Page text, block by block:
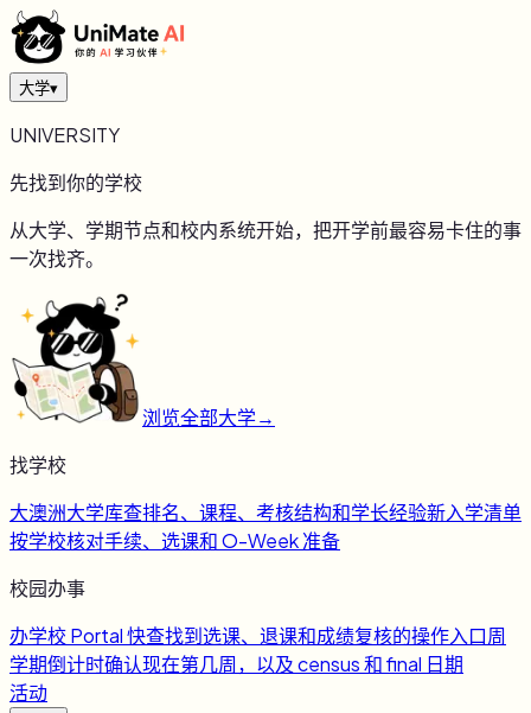
大学▾
UNIVERSITY
先找到你的学校
从大学、学期节点和校内系统开始，把开学前最容易卡住的事
一次找齐。
浏览全部大学→
找学校
大澳洲大学库查排名、课程、考核结构和学长经验新入学清单
按学校核对手续、选课和 O-Week 准备
校园办事
办学校 Portal 快查找到选课、退课和成绩复核的操作入口周
学期倒计时确认现在第几周，以及 census 和 final 日期
活动